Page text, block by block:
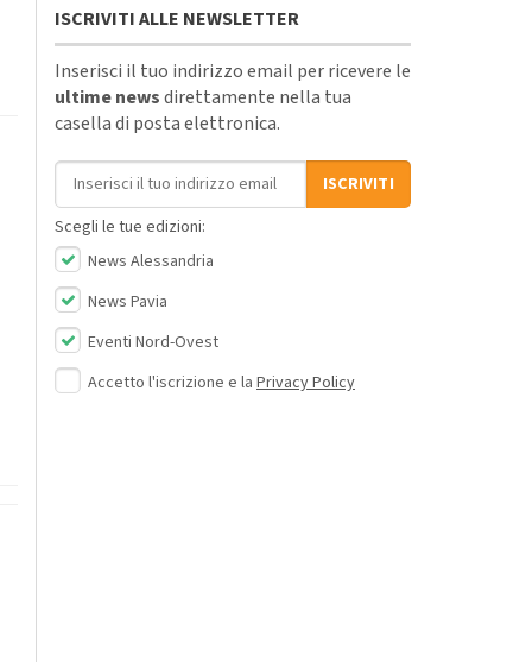
ISCRIVITI ALLE NEWSLETTER
Inserisci il tuo indirizzo email per ricevere le
ultime newsdirettamente nella tua
casella di posta elettronica.
Indirizzo email
ISCRIVITI
Scegli le tue edizioni:
News Alessandria
News Pavia
Eventi Nord-Ovest
Accetto l'iscrizione e la Privacy Policy